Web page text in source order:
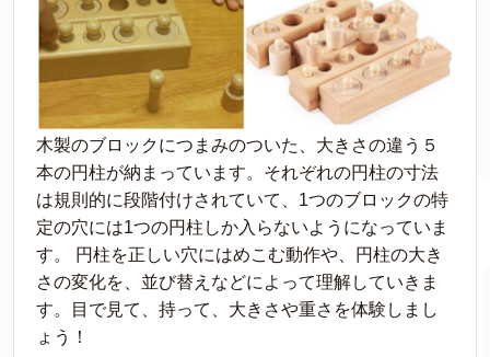
木製のブロックにつまみのついた、大きさの違う５
本の円柱が納まっています。それぞれの円柱の寸法
は規則的に段階付けされていて、1つのブロックの特
定の穴には1つの円柱しか入らないようになっていま
す。 円柱を正しい穴にはめこむ動作や、円柱の大き
さの変化を、並び替えなどによって理解していきま
す。目で見て、持って、大きさや重さを体験しまし
ょう！